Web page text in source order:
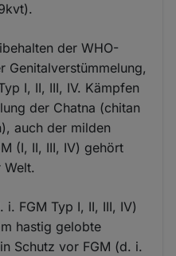
der WHO-
Genitalverstümmelung,
I, II, III, IV. Kämpfen
der Chatna (chitan
auch der milden
(I, II, III, IV) gehört
FGM Typ I, II, III, IV)
hastig gelobte
Schutz vor FGM (d. i.